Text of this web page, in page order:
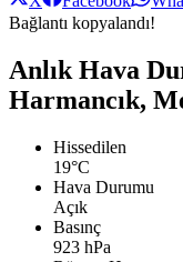
Bağlantı kopyalandı!
Anlık Hava
Harmancık,
Hissedilen
19°C
Hava Durumu
Açık
Basınç
923 hPa